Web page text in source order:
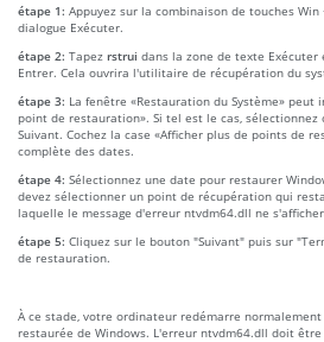
étape 1: Appuyez sur la combinaison de touches
dialogue Exécuter.
étape 2: Tapez rstrui dans la zone de texte Exécuter
Entrer. Cela ouvrira l'utilitaire de récupération du
étape 3: La fenêtre «Restauration du Système»
point de restauration». Si tel est le cas,
Suivant. Cochez la case «Afficher plus de points de
complète des dates.
étape 4: Sélectionnez une date pour restaurer
devez sélectionner un point de récupération qui
laquelle le message d'erreur ntvdm64.dll ne
étape 5: Cliquez sur le bouton "Suivant" puis sur
de restauration.
À ce stade, votre ordinateur redémarre
restaurée de Windows. L'erreur ntvdm64.dll doit être